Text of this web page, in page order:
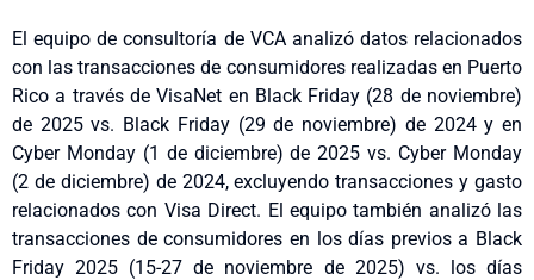
El equipo de consultoría de VCA analizó datos relacionados
con las transacciones de consumidores realizadas en Puerto
Rico a través de VisaNet en Black Friday (28 de noviembre)
de 2025 vs. Black Friday (29 de noviembre) de 2024 y en
Cyber Monday (1 de diciembre) de 2025 vs. Cyber Monday
(2 de diciembre) de 2024, excluyendo transacciones y gasto
relacionados con Visa Direct. El equipo también analizó las
transacciones de consumidores en los días previos a Black
Friday 2025 (15-27 de noviembre de 2025) vs. los días